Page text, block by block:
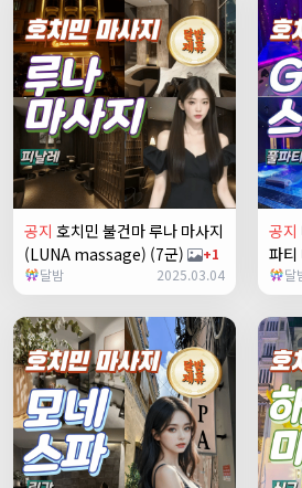
공지 호치민 불건마 루나 마사지
(LUNA massage) (7군)
+1
달밤
2025.03.04
공지
파티
달